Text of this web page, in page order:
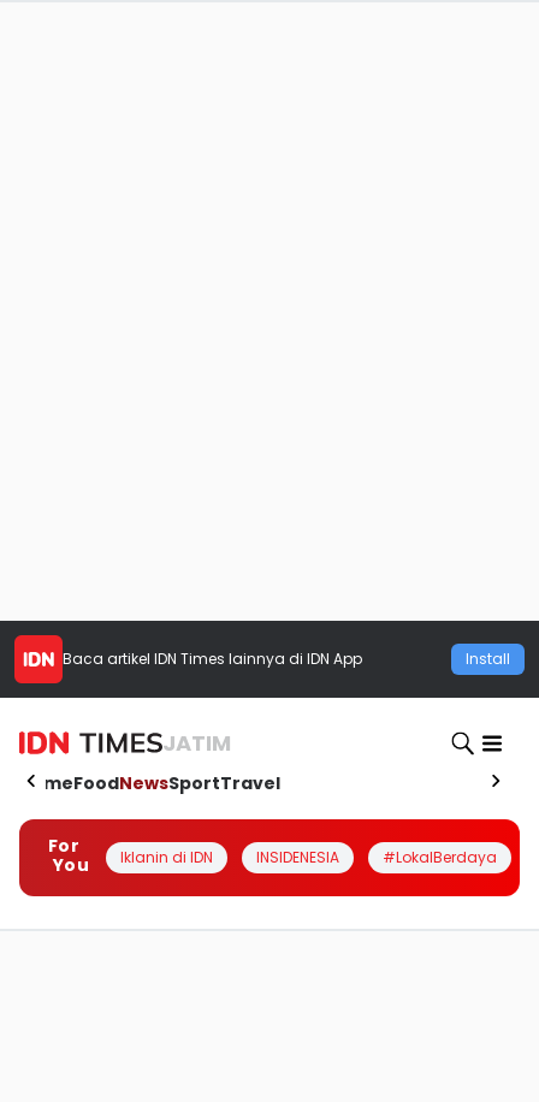
Baca artikel IDN Times lainnya di IDN App Install
JATIM
HomeFoodNewsSportTravel
For
You
Iklanin di IDN INSIDENESIA #LokalBerdaya